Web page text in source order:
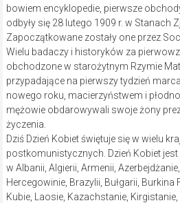
bowiem encyklopedie, pierwsze
odbyły się 28 lutego 1909 r. w Stanach
Zapoczątkowane zostały one przez
Wielu badaczy i historyków za
obchodzone w starożytnym Rzymie
przypadające na pierwszy tydzień
nowego roku, macierzyństwem i
mężowie obdarowywali swoje żony
życzenia.
Dziś Dzień Kobiet świętuje się w wielu
postkomunistycznych. Dzień Kobiet
w Albanii, Algierii, Armenii,
Hercegowinie, Brazylii, Bułgarii, Burkina
Kubie, Laosie, Kazachstanie,